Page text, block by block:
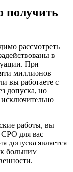
получить
рассмотреть
в
При
миллионов
вы работаете с
допуска, но
исключительно
работы, вы
СРО для вас
допуска является
к большим